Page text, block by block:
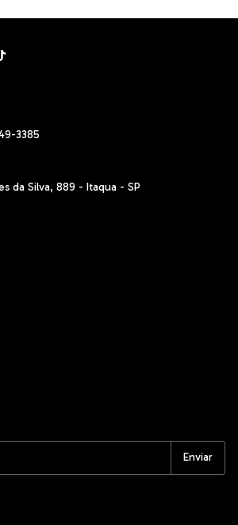
3385
da Silva, 889 - Itaqua - SP